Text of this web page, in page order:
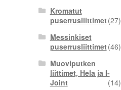
Kromatut
puserrusliittimet(27)
Messinkiset
puserrusliittimet(46)
Muoviputken
liittimet, Hela ja I-
Joint
(14)